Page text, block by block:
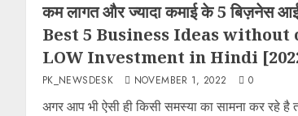
कम लागत और ज्यादा कमाई के 5 बिज़नेस
Best 5 Business Ideas
LOW Investment in Hindi
PK_NEWSDESK NOVEMBER 1, 2022 0
अगर आप भी ऐसी ही किसी समस्या का सामना कर रहे है